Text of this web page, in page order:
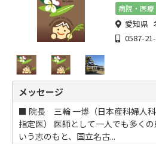
病院・医療
愛知県
0587-
メッセージ
■ 院長 三輪 一博（日本産科婦人
指定医） 医師として一人でも多く
いう志のもと、国立名古...